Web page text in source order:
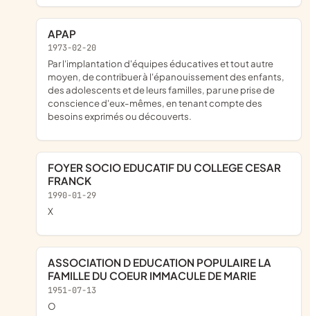
APAP
1973-02-20
Par l'implantation d'équipes éducatives et tout autre
moyen, de contribuer à l'épanouissement des enfants,
des adolescents et de leurs familles, par une prise de
conscience d'eux-mêmes, en tenant compte des
besoins exprimés ou découverts.
FOYER SOCIO EDUCATIF DU COLLEGE CESAR
FRANCK
1990-01-29
x
ASSOCIATION D EDUCATION POPULAIRE LA
FAMILLE DU COEUR IMMACULE DE MARIE
1951-07-13
O